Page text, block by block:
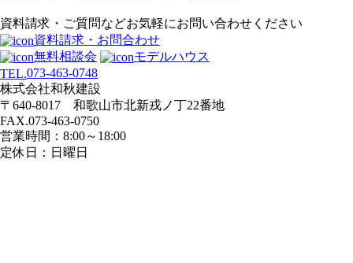
資料請求・ご質問などお気軽にお問い合わせください
資料請求・お問合わせ
無料相談会
モデルハウス
TEL.073-463-0748
株式会社和秋建設
〒640-8017 和歌山市北新戎ノ丁22番地
FAX.073-463-0750
営業時間：8:00～18:00
定休日：日曜日